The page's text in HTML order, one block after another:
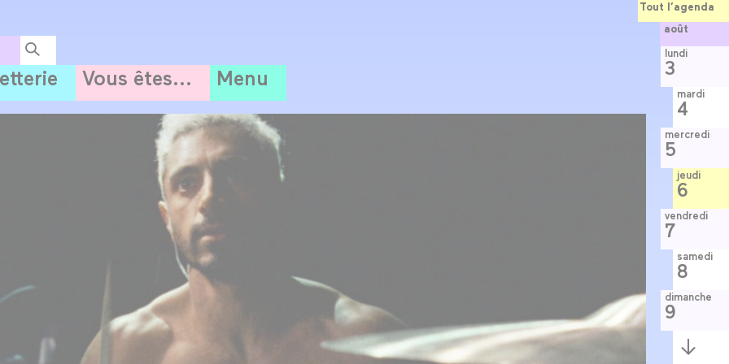
Vous êtes... Menu
Tout l’agenda
août
lundi
3
mardi
4
mercredi
5
jeudi
6
vendredi
7
samedi
8
dimanche
9
Semaine
suivante